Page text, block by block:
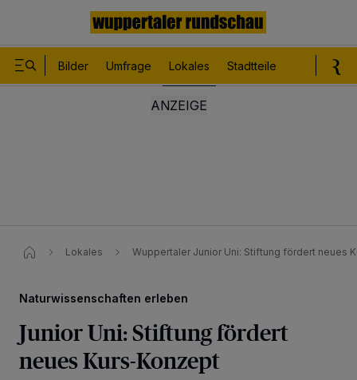
Bilder Umfrage Lokales Stadtteile
Lokales Wuppertaler Junior Uni: Stiftung fördert neues
Naturwissenschaften erleben
Junior Uni: Stiftung fördert
neues Kurs-Konzept